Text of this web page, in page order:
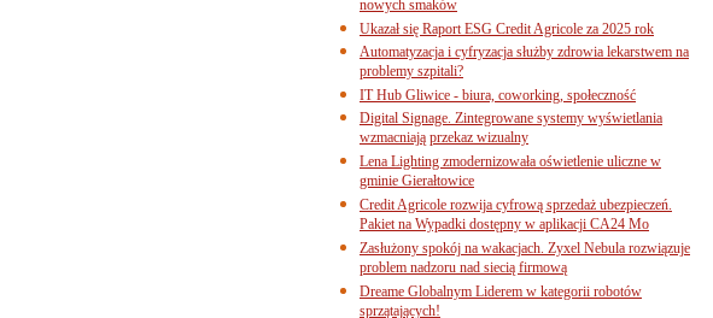
nowych smaków
Ukazał się Raport ESG Credit Agricole za 2025 rok
Automatyzacja i cyfryzacja służby zdrowia lekarstwem na
problemy szpitali?
IT Hub Gliwice - biura, coworking, społeczność
Digital Signage. Zintegrowane systemy wyświetlania
wzmacniają przekaz wizualny
Lena Lighting zmodernizowała oświetlenie uliczne w
gminie Gierałtowice
Credit Agricole rozwija cyfrową sprzedaż ubezpieczeń.
Pakiet na Wypadki dostępny w aplikacji CA24 Mo
Zasłużony spokój na wakacjach. Zyxel Nebula rozwiązuje
problem nadzoru nad siecią firmową
Dreame Globalnym Liderem w kategorii robotów
sprzątających!